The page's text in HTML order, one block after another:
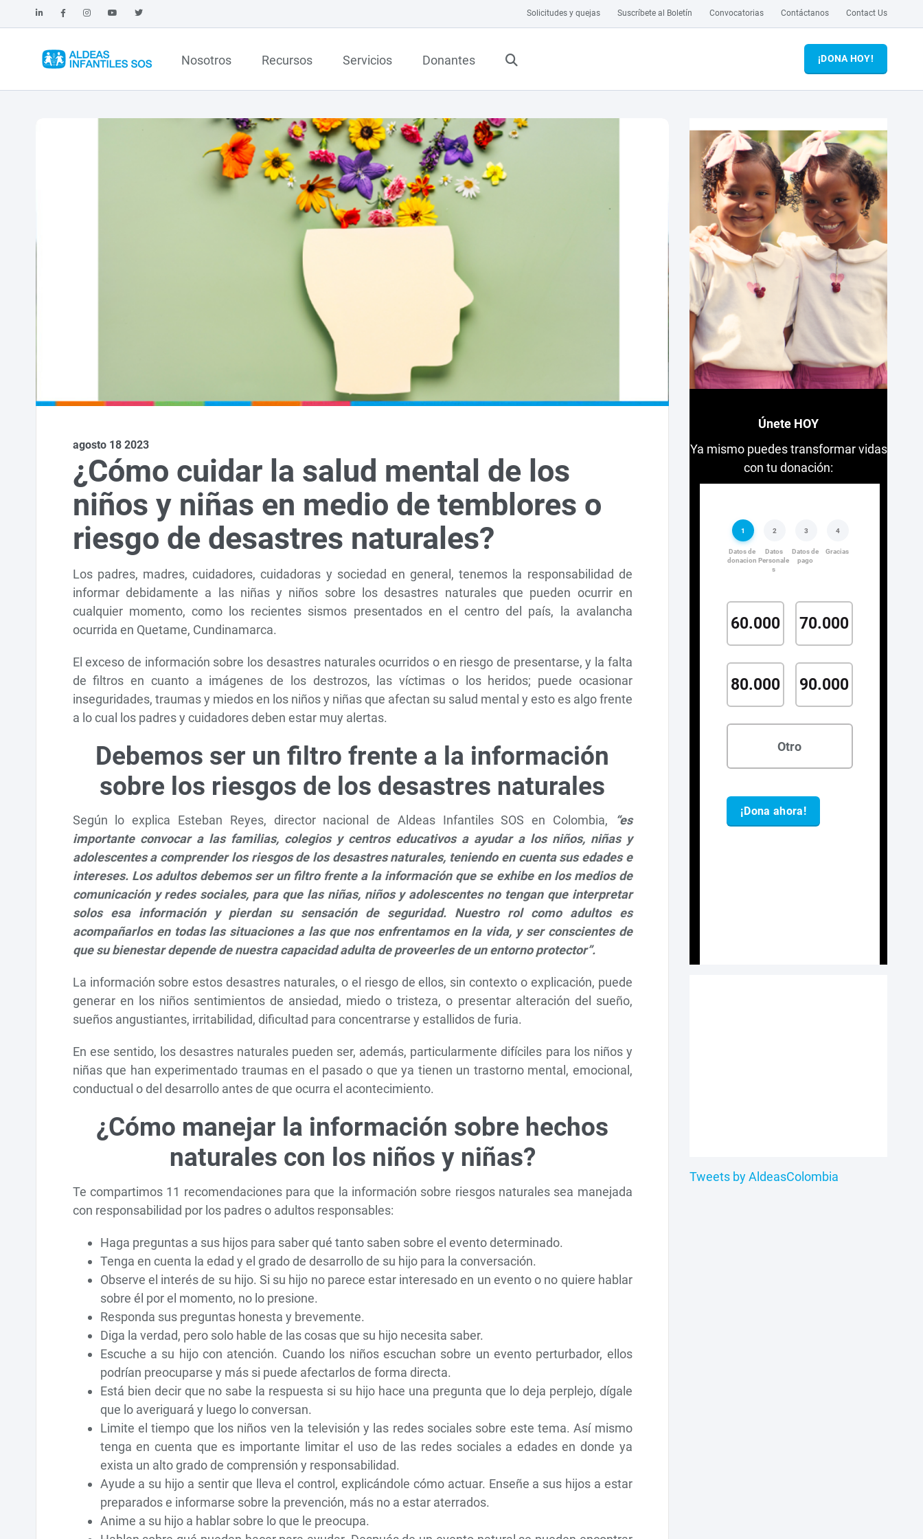
Solicitudes y quejas Suscríbete al Boletín Convocatorias Contáctanos Contact Us
Nosotros Recursos Servicios Donantes ¡DONA HOY!
agosto 18 2023
¿Cómo cuidar la salud mental de los
niños y niñas en medio de temblores o
riesgo de desastres naturales?
Los padres, madres, cuidadores, cuidadoras y sociedad en general, tenemos la responsabilidad de
informar debidamente a las niñas y niños sobre los desastres naturales que pueden ocurrir en
cualquier momento, como los recientes sismos presentados en el centro del país, la avalancha
ocurrida en Quetame, Cundinamarca.
El exceso de información sobre los desastres naturales ocurridos o en riesgo de presentarse, y la falta
de filtros en cuanto a imágenes de los destrozos, las víctimas o los heridos; puede ocasionar
inseguridades, traumas y miedos en los niños y niñas que afectan su salud mental y esto es algo frente
a lo cual los padres y cuidadores deben estar muy alertas.
Debemos ser un filtro frente a la información
sobre los riesgos de los desastres naturales
Según lo explica Esteban Reyes, director nacional de Aldeas Infantiles SOS en Colombia,
“es
importante convocar a las familias, colegios y centros educativos a ayudar a los niños, niñas y
adolescentes a comprender los riesgos de los desastres naturales, teniendo en cuenta sus edades e
intereses. Los adultos debemos ser un filtro frente a la información que se exhibe en los medios de
comunicación y redes sociales, para que las niñas, niños y adolescentes no tengan que interpretar
solos esa información y pierdan su sensación de seguridad. Nuestro rol como adultos es
acompañarlos en todas las situaciones a las que nos enfrentamos en la vida, y ser conscientes de
que su bienestar depende de nuestra capacidad adulta de proveerles de un entorno protector”.
La información sobre estos desastres naturales, o el riesgo de ellos, sin contexto o explicación, puede
generar en los niños sentimientos de ansiedad, miedo o tristeza, o presentar alteración del sueño,
sueños angustiantes, irritabilidad, dificultad para concentrarse y estallidos de furia.
En ese sentido, los desastres naturales pueden ser, además, particularmente difíciles para los niños y
niñas que han experimentado traumas en el pasado o que ya tienen un trastorno mental, emocional,
conductual o del desarrollo antes de que ocurra el acontecimiento.
¿Cómo manejar la información sobre hechos
naturales con los niños y niñas?
Te compartimos 11 recomendaciones para que la información sobre riesgos naturales sea manejada
con responsabilidad por los padres o adultos responsables:
Haga preguntas a sus hijos para saber qué tanto saben sobre el evento determinado.
Tenga en cuenta la edad y el grado de desarrollo de su hijo para la conversación.
Observe el interés de su hijo. Si su hijo no parece estar interesado en un evento o no quiere hablar
sobre él por el momento, no lo presione.
Responda sus preguntas honesta y brevemente.
Diga la verdad, pero solo hable de las cosas que su hijo necesita saber.
Escuche a su hijo con atención. Cuando los niños escuchan sobre un evento perturbador, ellos
podrían preocuparse y más si puede afectarlos de forma directa.
Está bien decir que no sabe la respuesta si su hijo hace una pregunta que lo deja perplejo, dígale
que lo averiguará y luego lo conversan.
Limite el tiempo que los niños ven la televisión y las redes sociales sobre este tema. Así mismo
tenga en cuenta que es importante limitar el uso de las redes sociales a edades en donde ya
exista un alto grado de comprensión y responsabilidad.
Ayude a su hijo a sentir que lleva el control, explicándole cómo actuar. Enseñe a sus hijos a estar
preparados e informarse sobre la prevención, más no a estar aterrados.
Anime a su hijo a hablar sobre lo que le preocupa.
Únete HOY
Ya mismo puedes transformar vidas
con tu donación:
Tweets by AldeasColombia